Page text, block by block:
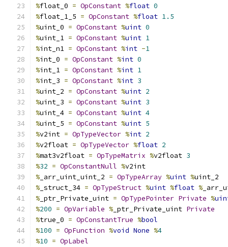
%float_0 = OpConstant %float 0
%float_1_5 = OpConstant %float 1.5
%uint_0 = OpConstant %uint 0
%uint_1 = OpConstant %uint 1
%int_n1 = OpConstant %int -1
%int_0 = OpConstant %int 0
%int_1 = OpConstant %int 1
%int_3 = OpConstant %int 3
%uint_2 = OpConstant %uint 2
%uint_3 = OpConstant %uint 3
%uint_4 = OpConstant %uint 4
%uint_5 = OpConstant %uint 5
%v2int = OpTypeVector %int 2
%v2float = OpTypeVector %float 2
%mat3v2float = OpTypeMatrix %v2float 3
%32 = OpConstantNull %v2int
% _arr_uint_uint_2 = OpTypeArray %uint %uint_2
% _struct_34 = OpTypeStruct %uint %float %
% _ptr_Private_uint = OpTypePointer Private %
%200 = OpVariable % _ptr_Private_uint Private
%true_0 = OpConstantTrue %bool
%100 = OpFunction %void None %4
%10 = OpLabel